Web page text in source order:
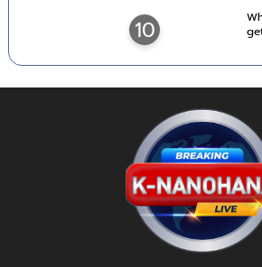
10